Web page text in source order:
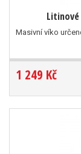
Litinové
Masivní víko
1 249 Kč